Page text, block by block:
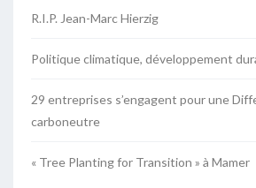
R.I.P. Jean-Marc Hierzig
Politique climatique, développement
29 entreprises s’engagent pour une
carboneutre
« Tree Planting for Transition » à Mamer